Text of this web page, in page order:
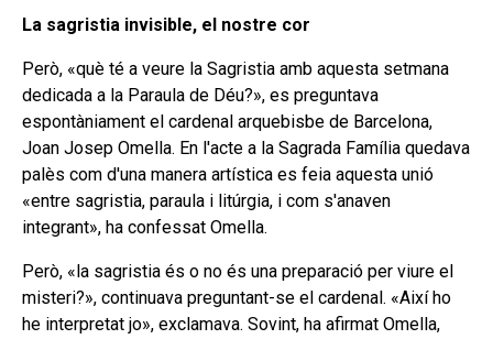
La sagristia invisible, el nostre cor
Però, «què té a veure la Sagristia amb aquesta setmana
dedicada a la Paraula de Déu?», es preguntava
espontàniament el cardenal arquebisbe de Barcelona,
Joan Josep Omella. En l'acte a la Sagrada Família quedava
palès com d'una manera artística es feia aquesta unió
«entre sagristia, paraula i litúrgia, i com s'anaven
integrant», ha confessat Omella.
Però, «la sagristia és o no és una preparació per viure el
misteri?», continuava preguntant-se el cardenal. «Així ho
he interpretat jo», exclamava. Sovint, ha afirmat Omella,